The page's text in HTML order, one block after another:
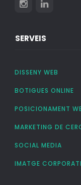
SERVEIS
DISSENY WEB
BOTIGUES ONLINE
POSICIONAMENT
MARKETING DE
SOCIAL MEDIA
IMATGE